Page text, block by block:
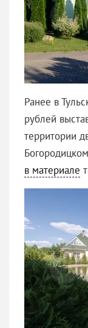
Ранее в
рублей
территории
в материале